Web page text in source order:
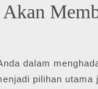
dalam
pilihan utama